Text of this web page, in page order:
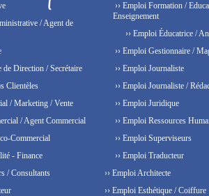
/ Agent de
de Direction / Secrétaire
Clientèles
/ Marketing / Vente
/ Agent Commercial
Commercial
- Finance
/ Consultants
›› Emploi Formation /
Enseignement
›› Emploi Éducatrice /
›› Emploi Gestionnaire /
›› Emploi Journaliste
›› Emploi Journaliste /
›› Emploi Juridique
›› Emploi Ressources
›› Emploi Superviseurs
›› Emploi Traducteur
›› Emploi Architecte
›› Emploi Esthétique / Coiffure